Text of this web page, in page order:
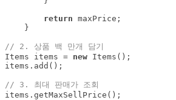
return
// 2. 상품 백 만개 담기
Items items = new
// 3. 최대 판매가 조회
items.getMaxSellPrice();